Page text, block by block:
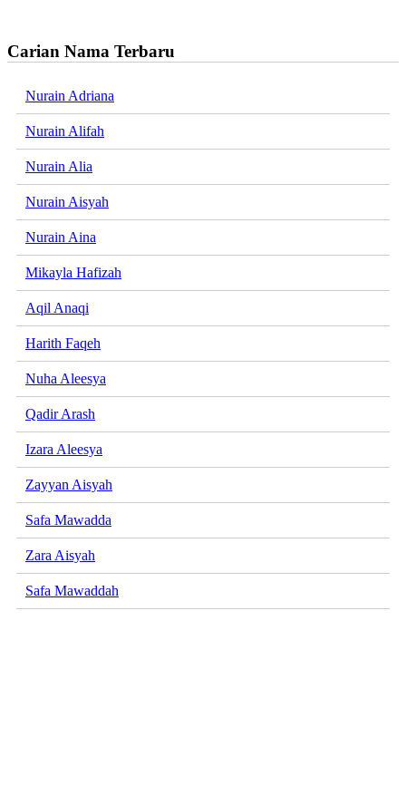
Carian Nama Terbaru
Nurain Adriana
Nurain Alifah
Nurain Alia
Nurain Aisyah
Nurain Aina
Mikayla Hafizah
Aqil Anaqi
Harith Faqeh
Nuha Aleesya
Qadir Arash
Izara Aleesya
Zayyan Aisyah
Safa Mawadda
Zara Aisyah
Safa Mawaddah